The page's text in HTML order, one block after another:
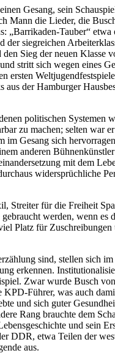
Gesang, sein
Mann die Lieder, die
„Barrikaden-Tauber“ etwa
der siegreichen
Sieg der neuen Klasse
stritt sich wegen eines
ersten
der Hamburger
politischen Systemen
zu machen; selten war
Gesang sich
anderen
mit dem
widersprüchliche
Streiter für die Freiheit
werden, wenn es
Platz für Zuschreibungen
sind, stellen sich
erkennen.
Zwar wurde Busch
Führer, was auch
und sich guter
Rang brauchte dem
und sein
DDR, etwa Teilen der
aus.